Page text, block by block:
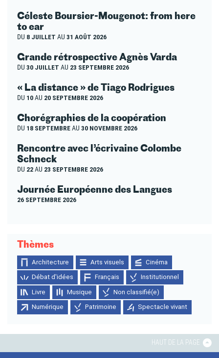
Céleste Boursier-Mougenot: from here
to ear
DU 8 JUILLET AU 31 AOÛT 2026
Grande rétrospective Agnès Varda
DU 30 JUILLET AU 23 SEPTEMBRE 2026
« La distance » de Tiago Rodrigues
DU 10AU 20 SEPTEMBRE 2026
Chorégraphies de la coopération
DU 18 SEPTEMBREAU 30 NOVEMBRE 2026
Rencontre avec l’écrivaine Colombe
Schneck
DU 22AU 23 SEPTEMBRE 2026
Journée Européenne des Langues
26 SEPTEMBRE 2026
Thèmes
Architecture Arts visuels Cinéma
Débat d'idées Français Institutionnel
Livre Musique Non classifié(e)
Numérique Patrimoine Spectacle vivant
HAUT DE LA PAGE